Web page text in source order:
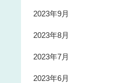
2023年9月
2023年8月
2023年7月
2023年6月